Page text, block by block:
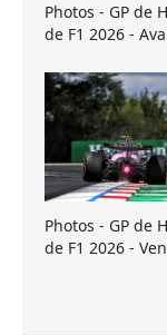
Photos - GP de
de F1 2026 -
Photos - GP de
de F1 2026 -